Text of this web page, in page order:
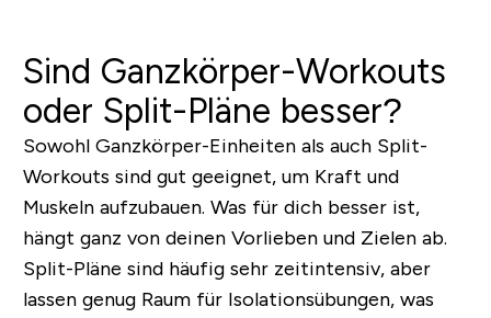
Sind Ganzkörper-Workouts
oder Split-Pläne besser?
Sowohl Ganzkörper-Einheiten als auch Split-
Workouts sind gut geeignet, um Kraft und
Muskeln aufzubauen. Was für dich besser ist,
hängt ganz von deinen Vorlieben und Zielen ab.
Split-Pläne sind häufig sehr zeitintensiv, aber
lassen genug Raum für Isolationsübungen, was